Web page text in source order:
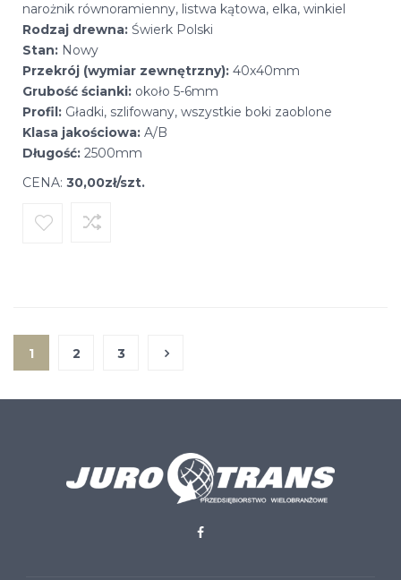
narożnik równoramienny, listwa kątowa, elka, winkiel
Rodzaj drewna: Świerk Polski
Stan: Nowy
Przekrój (wymiar zewnętrzny): 40x40mm
Grubość ścianki: około 5-6mm
Profil: Gładki, szlifowany, wszystkie boki zaoblone
Klasa jakościowa: A/B
Długość: 2500mm
CENA: 30,00zł/szt.
1 2 3